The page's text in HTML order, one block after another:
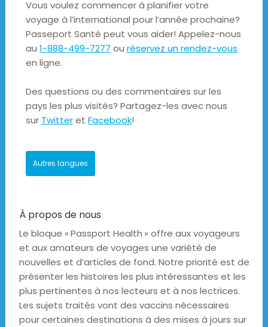
Vous voulez commencer à planifier votre
voyage à l’international pour l’année prochaine?
Passeport Santé peut vous aider! Appelez-nous
au 1-888-499-7277 ou réservez un rendez-vous
en ligne.
Des questions ou des commentaires sur les
pays les plus visités? Partagez-les avec nous
sur Twitteret Facebook!
Autres langues
À propos de nous
Le bloque « Passport Health » offre aux voyageurs
et aux amateurs de voyages une variété de
nouvelles et d’articles de fond. Notre priorité est de
présenter les histoires les plus intéressantes et les
plus pertinentes à nos lecteurs et à nos lectrices.
Les sujets traités vont des vaccins nécessaires
pour certaines destinations à des mises à jours sur